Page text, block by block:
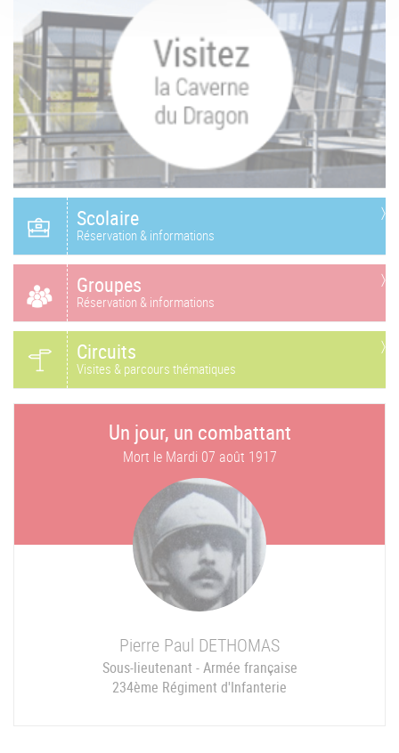
Scolaire
Réservation & informations
Groupes
Réservation & informations
Circuits
Visites & parcours thématiques
Un jour, un combattant
Mort le Mardi 07 août 1917
Pierre Paul DETHOMAS
Sous-lieutenant - Armée française
234ème Régiment d'Infanterie